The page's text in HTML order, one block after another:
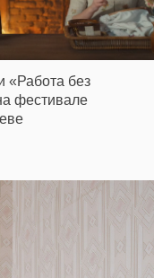
«Работа без
фестивале